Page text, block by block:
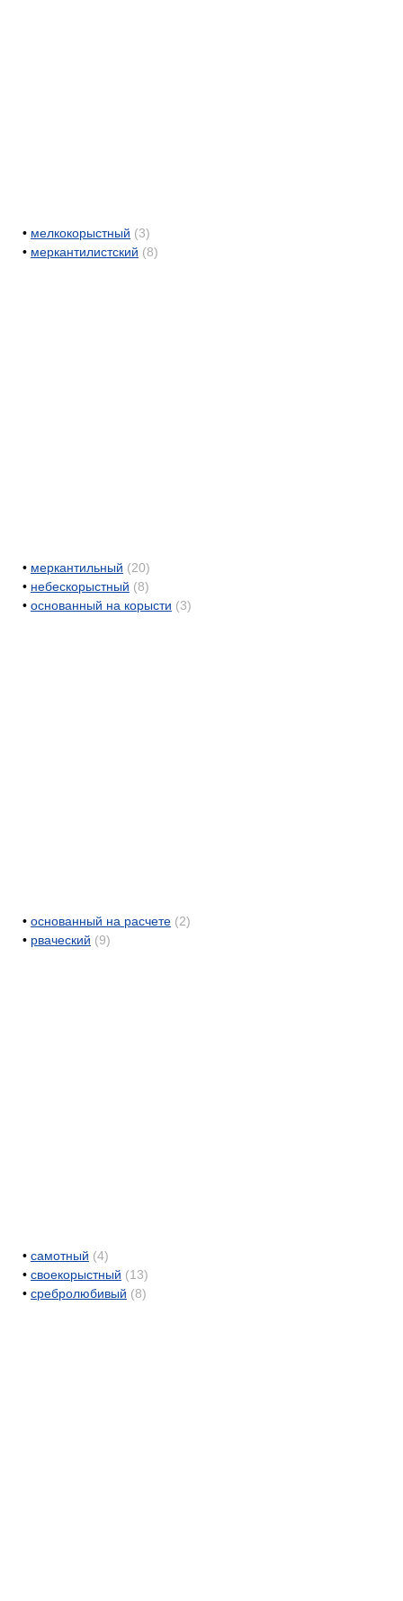
• мелкокорыстный (3)
• меркантилистский (8)
• меркантильный (20)
• небескорыстный (8)
• основанный на корысти (3)
• основанный на расчете (2)
• рваческий (9)
• самотный (4)
• своекорыстный (13)
• сребролюбивый (8)